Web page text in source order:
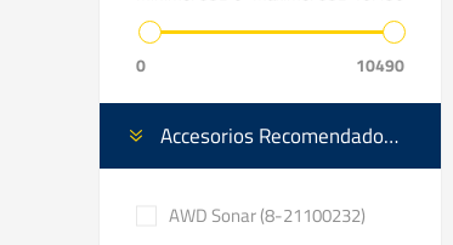
0 10490
Accesorios Recomendados ✓
AWD Sonar (8-21100232)